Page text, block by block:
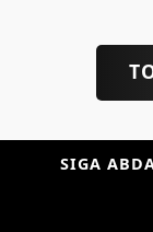
SIGA